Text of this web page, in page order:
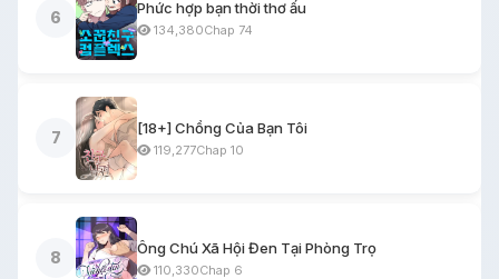
6
Phức hợp bạn thời thơ ấu
134,380Chap 74
7
[18+] Chồng Của Bạn Tôi
119,277Chap 10
8
Ông Chú Xã Hội Đen Tại Phòng Trọ
110,330Chap 6